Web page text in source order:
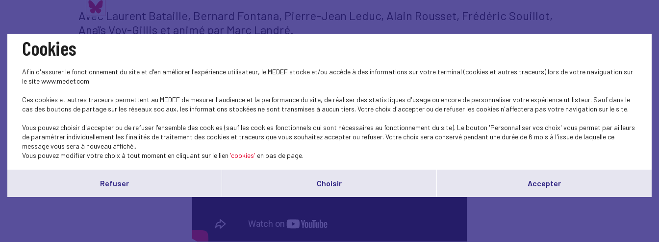
Avec Laurent Bataille, Bernard Fontana, Pierre-Jean Leduc, Alain Rousset, Frédéric Souillot,
Anaïs Voy-Gillis et animé par Marc Landré.
Cookies
Afin d'assurer le fonctionnement du site et d'en améliorer l'expérience utilisateur, le MEDEF stocke et/ou accède à des informations sur votre terminal (cookies et autres traceurs) lors de votre naviguation sur
le site www.medef.com.
Ces cookies et autres traceurs permettent au MEDEF de mesurer l'audience et la performance du site, de réaliser des statistiques d'usage ou encore de personnaliser votre expérience utilisteur. Sauf dans le
cas des boutons de partage sur les réseaux sociaux, les informations stockées ne sont transmises à aucun tiers. Votre choix d'accepter ou de refuser les cookies n'affectera pas votre navigation sur le site.
Vous pouvez choisir d'accepter ou de refuser l'ensemble des cookies (sauf les cookies fonctionnels qui sont nécessaires au fonctionnement du site). Le bouton 'Personnaliser vos choix' vous permet par ailleurs
de paramétrer individuellement les finalités de traitement des cookies et traceurs que vous souhaitez accepter ou refuser. Votre choix sera conservé pendant une durée de 6 mois à l'issue de laquelle ce
message vous sera à nouveau affiché..
Vous pouvez modifier votre choix à tout moment en cliquant sur le lien 'cookies' en bas de page.
Refuser Choisir Accepter